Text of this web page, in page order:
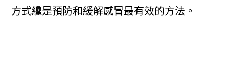
方式纔是預防和緩解感冒最有效的方法。